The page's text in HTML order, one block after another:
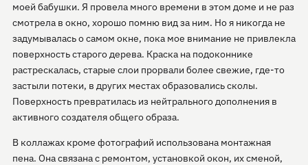
моей бабушки. Я провела много времени в этом доме и не раз
смотрела в окно, хорошо помню вид за ним. Но я никогда не
задумывалась о самом окне, пока мое внимание не привлекла
поверхность старого дерева. Краска на подоконнике
растрескалась, старые слои прорвали более свежие, где-то
застыли потеки, в других местах образовались сколы.
Поверхность превратилась из нейтрального дополнения в
активного создателя общего образа.
В коллажах кроме фотографий использована монтажная
пена. Она связана с ремонтом, установкой окон, их сменой,